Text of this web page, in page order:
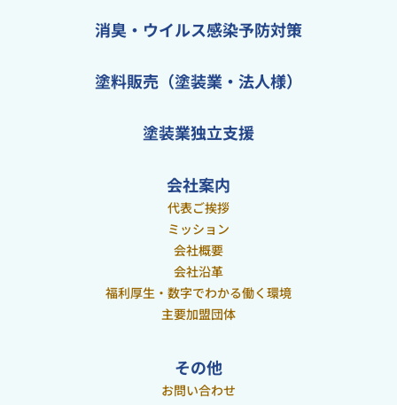
消臭・ウイルス感染予防対策
塗料販売（塗装業・法人様）
塗装業独立支援
会社案内
代表ご挨拶
ミッション
会社概要
会社沿革
福利厚生・数字でわかる働く環境
主要加盟団体
その他
お問い合わせ